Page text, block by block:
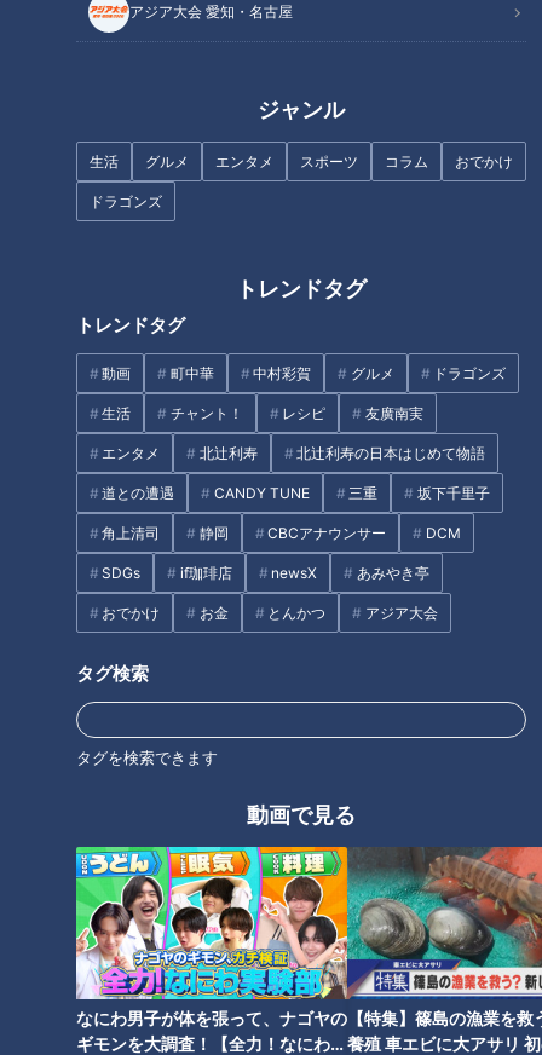
アジア大会 愛知・名古屋
ジャンル
生活 グルメ エンタメ スポーツ コラム おでかけ
ドラゴンズ
トレンドタグ
トレンドタグ
動画 町中華 中村彩賀 グルメ ドラゴンズ
生活 チャント！ レシピ 友廣南実
エンタメ 北辻利寿 北辻利寿の日本はじめて物語
道との遭遇 CANDY TUNE 三重 坂下千里子
角上清司 静岡 CBCアナウンサー DCM
SDGs if珈琲店 newsX あみやき亭
おでかけ お金 とんかつ アジア大会
タグ検索
タグを検索できます
動画で見る
なにわ男子が体を張って、ナゴヤの
ギモンを大調査！【全力！なにわ実
【特集】篠島の漁業を救
養殖 車エビに大アサリ
「コンパル」は名古屋の喫茶店文化の礎を戦後すぐから築き上
げてきた老舗喫茶店です。地元では誰もが知っている名店。そ
業者の若田積蔵さん（故人）が戦時中に中国で見かけた繁盛飲
食店「金春」にあやかったものと伝えられており、1947年
の後、名古屋駅、続いて栄に出店。今では金山や御器所にも店
舗があります。
高度経済成長と共に地下街にも店舗を増やしチェーン展開をい
ち早く成功させましたが、出店は名古屋市内だけ。その理由は
クオリティ管理のため。こうして「コンパル」は名古屋の喫茶
店文化の先駆者となり、今も創業当初から変わらないクオリテ
ィを守り続け、たくさんの人たちに愛され続けているのです。
コンパルの美味しさの秘密～コーヒー編～
コンパルを語るうえで忘れてはならないのがコーヒーです。創
特にアイスコーヒーにはとっておきの秘密があるそう。
大須本店の店長・播磨良明さんによれば「熱々のコーヒーを瞬
時に冷却することで、香りや風味を損なわずにおいしいアイス
コーヒーが完成するんです。」とのこと。しかも当時はホット
が主流だったので珍しいメニューとしても知られました。使用
している豆はホットコーヒーもアイスコーヒーも同じですが、
そのコーヒー豆の詳細は会社の幹部数人しか知らないという情